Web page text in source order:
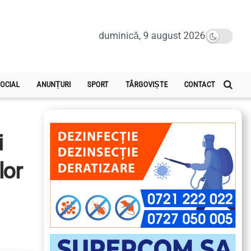
duminică, 9 august 2026
ANUNȚURI SPORT TÂRGOVIȘTE CONTACT